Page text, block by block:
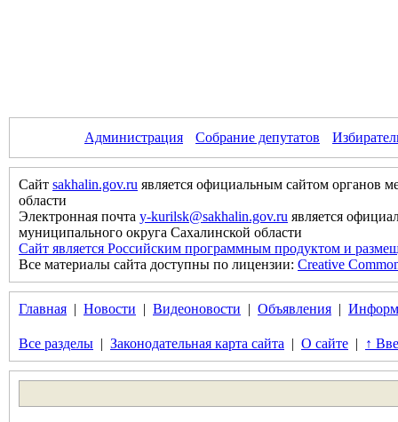
Администрация Собрание депутатов
Сайт sakhalin.gov.ru является официальным сайтом органов
области
Электронная почта y-kurilsk@sakhalin.gov.ru является
муниципального округа Сахалинской области
Сайт является Российским программным продуктом и
Все материалы сайта доступны по лицензии: Creative
Главная | Новости | Видеоновости | Объявления |
Все разделы | Законодательная карта сайта | О сайте | ↑